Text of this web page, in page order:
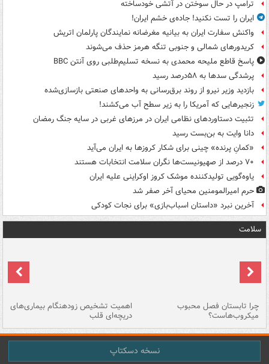
ترامپ در حال سوختن در آتشی خودساخته
ایران را تست نکنید! جاده‌ی خشم ایران!
واکنش سفارت ایران به بیانیه مغرضانه نمایندگان پارلمان اتریش
کریدورهای شمالی و جنوبی تنگه هرمز حذف می‌شوند
پاسخ قاطع ملیحه محمدی به نسخه تسلیم‌طلبی روی آنتن BBC
پرشدگی سدها به ۵۸درصد رسید
بازدید وزیر نیرو از روند برق‌رسانی به واحدهای صنعتی بازسازی‌شده
زنجیرهایی که آمریکا را به زیر سطح آب می‌کشند!
تثبیت دستاوردهای نظامی ایران در مرزهای غربی در سایه جنگ رمضان
دانا وایت به بن‌بست رسید
«کمانِ پرنده» چینی برای شکار کروزها به ایران می‌آید
۷۰ درصد از صهیونیست‌ها نگران سلامت انتخابات هستند
یاوه‌گویی تولیدکننده موشک کروز اوکراینی علیه ایران
حرم امیرالمومنین محیای آخر صفر شد
آخرین نبرد «داستان اسباب‌بازی» برای نجات کودکی
سلامت
چرا تابستان فصل محبوب
میکروب‌هاست؟
اهمیت تشخیص زودهنگام بیماری‌های
دریچه‌ای قلب
نسخه دسکتاپ